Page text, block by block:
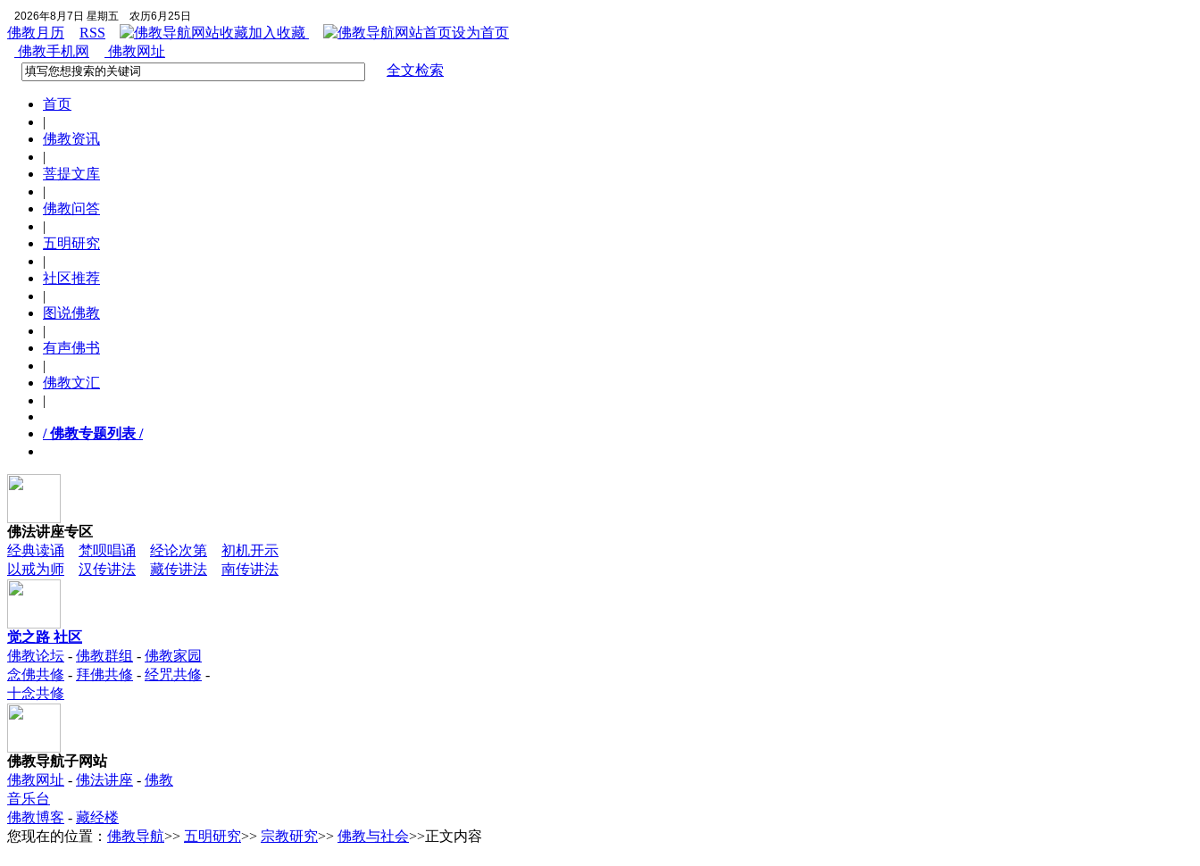
2026年8月7日 星期五 农历6月25日
佛教月历 RSS 加入收藏
设为首页
佛教手机网
佛教网址
全文检索
首页
|
佛教资讯
|
菩提文库
|
佛教问答
|
五明研究
|
社区推荐
|
图说佛教
|
有声佛书
|
佛教文汇
|
/ 佛教专题列表 /
佛法讲座专区
经典读诵
梵呗唱诵 经论次第
初机开示
以戒为师
汉传讲法 藏传讲法 南传讲法
觉之路 社区
佛教论坛 - 佛教群组 - 佛教家园
念佛共修 - 拜佛共修 - 经咒共修 -
十念共修
佛教导航子网站
佛教网址 - 佛法讲座 - 佛教
音乐台
佛教博客 - 藏经楼
您现在的位置： 佛教导航>> 五明研究>> 宗教研究>> 佛教与社会>>正文内容